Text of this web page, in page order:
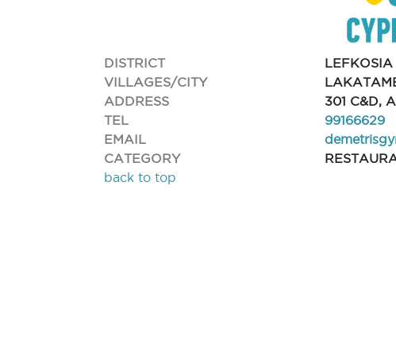
DISTRICT
LEFKOSIA
VILLAGES/CITY
ADDRESS
301 C&D,
TEL
99166629
EMAIL
CATEGORY
back to top